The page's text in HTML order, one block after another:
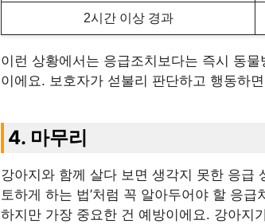
2시간 이상 경과
이런 상황에서는 응급조치보다는 즉시 동
이에요. 보호자가 섣불리 판단하고 행동하
4. 마무리
강아지와 함께 살다 보면 생각지 못한 응급
토하게 하는 법’처럼 꼭 알아두어야 할 응
하지만 가장 중요한 건 예방이에요. 강아지